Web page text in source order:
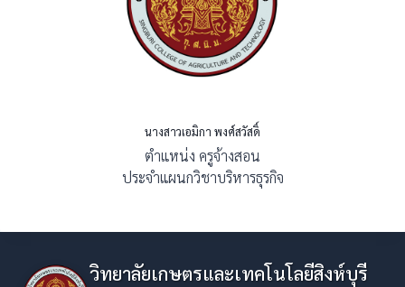
นางสาวเอมิกา พงศ์สวัสดิ์
ตำแหน่ง ครูจ้างสอน
ประจำแผนกวิชาบริหารธุรกิจ
วิทยาลัยเกษตรและเทคโนโลยีสิงห์บุรี